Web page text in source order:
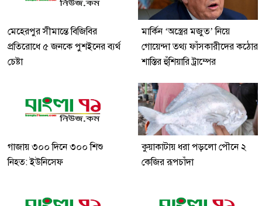
মেহেরপুর সীমান্তে বিজিবির
প্রতিরোধে ৫ জনকে পুশইনের ব্যর্থ
চেষ্টা
মার্কিন ‘অস্ত্রের মজুত’ নিয়ে
গোয়েন্দা তথ্য ফাঁসকারীদের কঠোর
শাস্তির হুঁশিয়ারি ট্রাম্পের
গাজায় ৩০০ দিনে ৩০০ শিশু
নিহত: ইউনিসেফ
কুয়াকাটায় ধরা পড়লো পৌনে ২
কেজির রূপচাঁদা